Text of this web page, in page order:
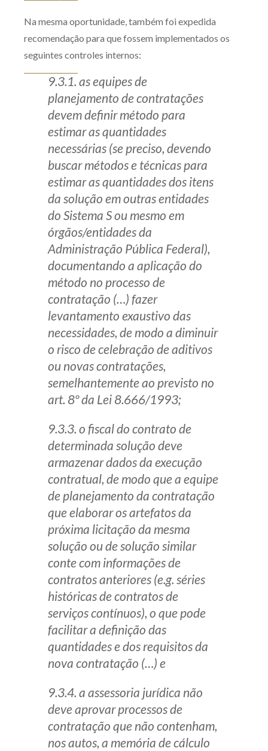
Na mesma oportunidade, também foi expedida
recomendação para que fossem implementados os
seguintes controles internos:
9.3.1. as equipes de
planejamento de contratações
devem definir método para
estimar as quantidades
necessárias (se preciso, devendo
buscar métodos e técnicas para
estimar as quantidades dos itens
da solução em outras entidades
do Sistema S ou mesmo em
órgãos/entidades da
Administração Pública Federal),
documentando a aplicação do
método no processo de
contratação (…) fazer
levantamento exaustivo das
necessidades, de modo a diminuir
o risco de celebração de aditivos
ou novas contratações,
semelhantemente ao previsto no
art. 8º da Lei 8.666/1993;
9.3.3. o fiscal do contrato de
determinada solução deve
armazenar dados da execução
contratual, de modo que a equipe
de planejamento da contratação
que elaborar os artefatos da
próxima licitação da mesma
solução ou de solução similar
conte com informações de
contratos anteriores (e.g. séries
históricas de contratos de
serviços contínuos), o que pode
facilitar a definição das
quantidades e dos requisitos da
nova contratação (…) e
9.3.4. a assessoria jurídica não
deve aprovar processos de
contratação que não contenham,
nos autos, a memória de cálculo